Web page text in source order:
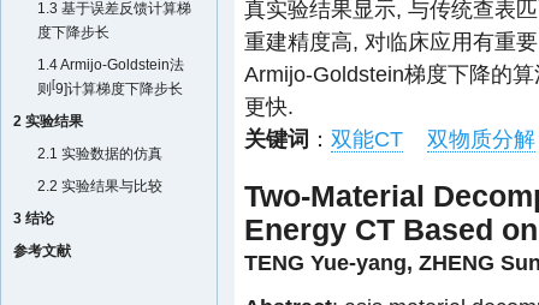
1.3 基于误差反馈计算梯
度下降步长
1.4 Armijo-Goldstein法
则 [9]计算梯度下降步长
2 实验结果
2.1 实验数据的仿真
2.2 实验结果与比较
3 结论
参考文献
真实验结果显示, 与传统查表
重建精度高, 对临床应用有重
Armijo-Goldstein梯度下降的
更快.
关键词 ： 双能CT 双物质分解
Two-Material
Energy CT Based
TENG Yue-yang, ZHENG